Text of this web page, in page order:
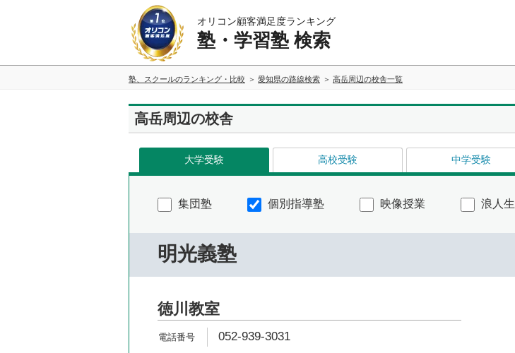
オリコン顧客満足度ランキング
塾・学習塾 検索
塾、スクールのランキング・比較 愛知県の路線検索 高岳周辺の校舎一覧
高岳周辺の校舎
大学受験 高校受験 中学受験
集団塾 個別指導塾 映像授業 浪人生
明光義塾
徳川教室
052-939-3031